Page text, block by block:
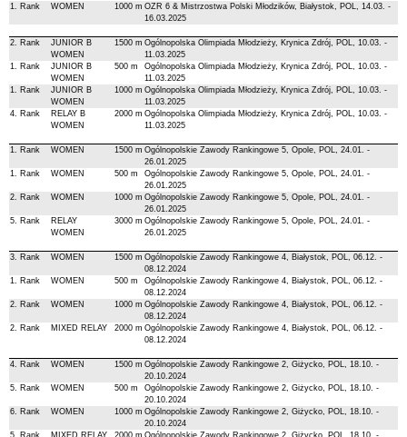
1. Rank
WOMEN 1000 m OZR 6 & Mistrzostwa Polski Młodzików, Białystok, POL, 14.03. -
16.03.2025
2. Rank
JUNIOR B
WOMEN
1500 m Ogólnopolska Olimpiada Młodzieży, Krynica Zdrój, POL, 10.03. -
11.03.2025
1. Rank
JUNIOR B
WOMEN
500 m
Ogólnopolska Olimpiada Młodzieży, Krynica Zdrój, POL, 10.03. -
11.03.2025
1. Rank
JUNIOR B
WOMEN
1000 m Ogólnopolska Olimpiada Młodzieży, Krynica Zdrój, POL, 10.03. -
11.03.2025
4. Rank
RELAY B
WOMEN
2000 m Ogólnopolska Olimpiada Młodzieży, Krynica Zdrój, POL, 10.03. -
11.03.2025
1. Rank WOMEN 1500 m Ogólnopolskie Zawody Rankingowe 5, Opole, POL, 24.01. -
26.01.2025
1. Rank
WOMEN 500 m
Ogólnopolskie Zawody Rankingowe 5, Opole, POL, 24.01. -
26.01.2025
2. Rank
WOMEN 1000 m Ogólnopolskie Zawody Rankingowe 5, Opole, POL, 24.01. -
26.01.2025
5. Rank
RELAY
WOMEN
3000 m Ogólnopolskie Zawody Rankingowe 5, Opole, POL, 24.01. -
26.01.2025
3. Rank WOMEN 1500 m Ogólnopolskie Zawody Rankingowe 4, Białystok, POL, 06.12. -
08.12.2024
1. Rank
WOMEN 500 m
Ogólnopolskie Zawody Rankingowe 4, Białystok, POL, 06.12. -
08.12.2024
2. Rank
WOMEN 1000 m Ogólnopolskie Zawody Rankingowe 4, Białystok, POL, 06.12. -
08.12.2024
2. Rank
MIXED RELAY 2000 m Ogólnopolskie Zawody Rankingowe 4, Białystok, POL, 06.12. -
08.12.2024
4. Rank WOMEN 1500 m Ogólnopolskie Zawody Rankingowe 2, Giżycko, POL, 18.10. -
20.10.2024
5. Rank
WOMEN 500 m
Ogólnopolskie Zawody Rankingowe 2, Giżycko, POL, 18.10. -
20.10.2024
6. Rank
WOMEN 1000 m Ogólnopolskie Zawody Rankingowe 2, Giżycko, POL, 18.10. -
20.10.2024
5. Rank
MIXED RELAY 2000 m Ogólnopolskie Zawody Rankingowe 2, Giżycko, POL, 18.10. -